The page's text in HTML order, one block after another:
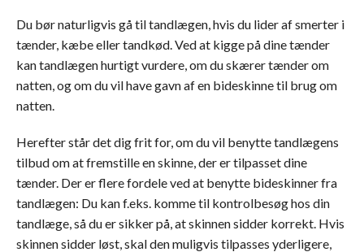
Du bør naturligvis gå til tandlægen, hvis du lider af smerter i
tænder, kæbe eller tandkød. Ved at kigge på dine tænder
kan tandlægen hurtigt vurdere, om du skærer tænder om
natten, og om du vil have gavn af en bideskinne til brug om
natten.
Herefter står det dig frit for, om du vil benytte tandlægens
tilbud om at fremstille en skinne, der er tilpasset dine
tænder. Der er flere fordele ved at benytte bideskinner fra
tandlægen: Du kan f.eks. komme til kontrolbesøg hos din
tandlæge, så du er sikker på, at skinnen sidder korrekt. Hvis
skinnen sidder løst, skal den muligvis tilpasses yderligere,